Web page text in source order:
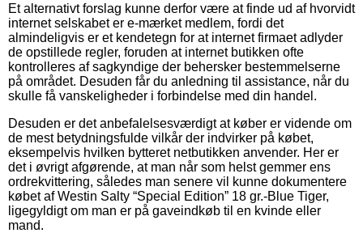
Et alternativt forslag kunne derfor være at finde ud af hvorvidt
internet selskabet er e-mærket medlem, fordi det
almindeligvis er et kendetegn for at internet firmaet adlyder
de opstillede regler, foruden at internet butikken ofte
kontrolleres af sagkyndige der behersker bestemmelserne
på området. Desuden får du anledning til assistance, når du
skulle få vanskeligheder i forbindelse med din handel.
Desuden er det anbefalelsesværdigt at køber er vidende om
de mest betydningsfulde vilkår der indvirker på købet,
eksempelvis hvilken bytteret netbutikken anvender. Her er
det i øvrigt afgørende, at man når som helst gemmer ens
ordrekvittering, således man senere vil kunne dokumentere
købet af Westin Salty “Special Edition” 18 gr.-Blue Tiger,
ligegyldigt om man er på gaveindkøb til en kvinde eller
mand.